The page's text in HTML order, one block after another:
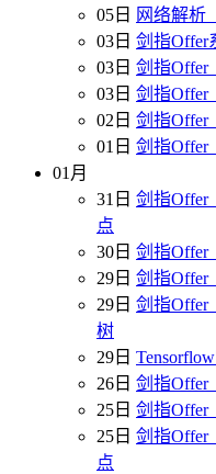
05日
网络解析
03日 剑指Offer
03日 剑指Offer
03日 剑指Offer
02日 剑指Offer
01日 剑指Offer
01月
31日 剑指Offer
点
30日 剑指Offer
29日 剑指Offer
29日 剑指Offer
树
29日
26日 剑指Offer
25日 剑指Offer
25日 剑指Offer
点